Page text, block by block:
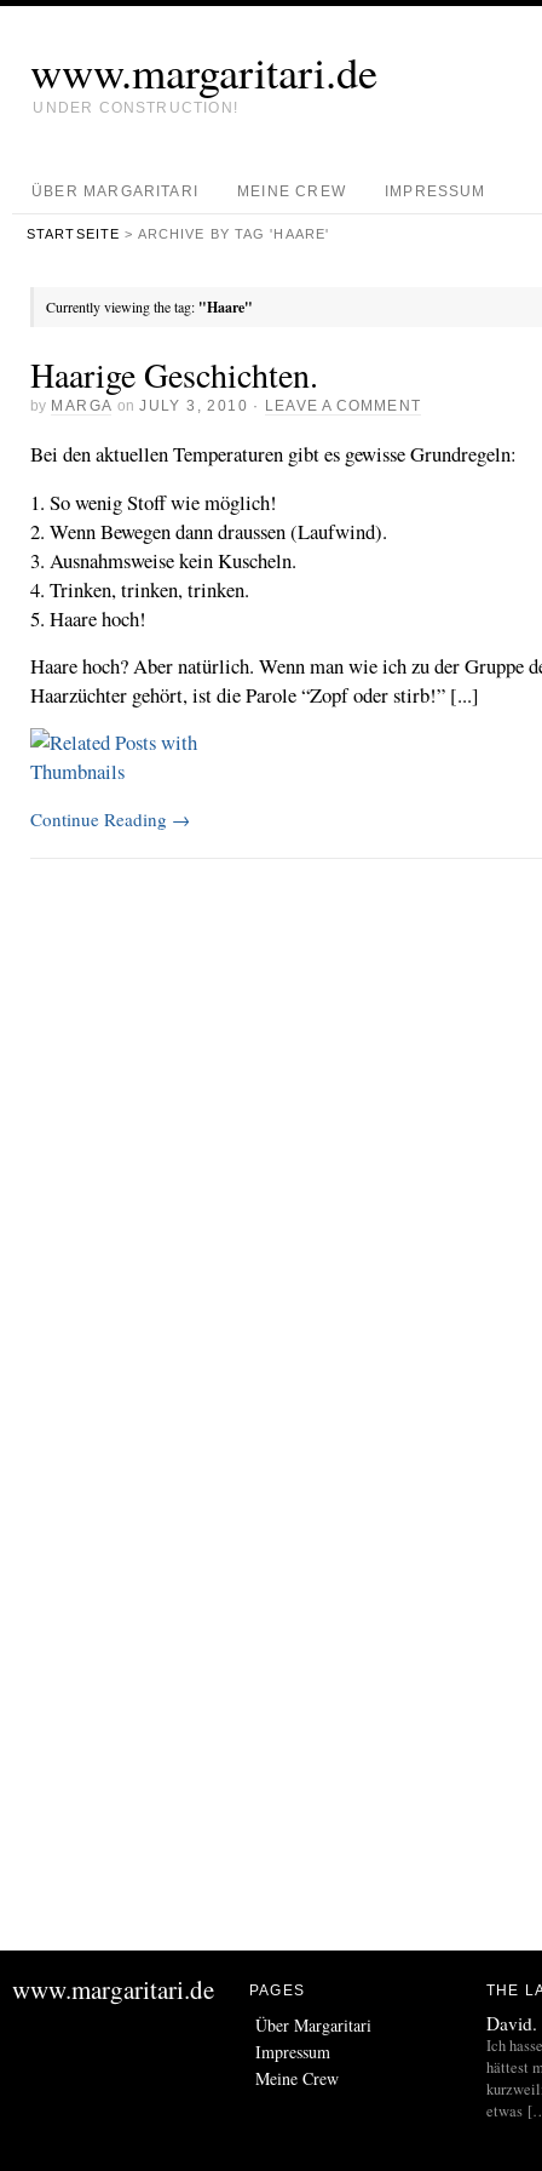
www.margaritari.de
UNDER CONSTRUCTION!
ÜBER MARGARITARI MEINE CREW IMPRESSUM
STARTSEITE > ARCHIVE BY TAG 'HAARE'
Currently viewing the tag: "Haare"
Haarige Geschichten.
by MARGA on JULY 3, 2010 · LEAVE A COMMENT
Bei den aktuellen Temperaturen gibt es gewisse Grundregeln:
1. So wenig Stoff wie möglich!
2. Wenn Bewegen dann draussen (Laufwind).
3. Ausnahmsweise kein Kuscheln.
4. Trinken, trinken, trinken.
5. Haare hoch!
Haare hoch? Aber natürlich. Wenn man wie ich zu der Gruppe
Haarzüchter gehört, ist die Parole “Zopf oder stirb!” [...]
Continue Reading →
www.margaritari.de PAGES
Über Margaritari
Impressum
Meine Crew
THE
David.
Ich
hättest
etwas